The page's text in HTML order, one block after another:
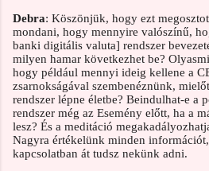
Debra: Köszönjük, hogy ezt
mondani, hogy mennyire valószínű,
banki digitális valuta] rendszer
milyen hamar következhet be?
hogy például mennyi ideig kellene a
zsarnokságával szembenéznünk,
rendszer lépne életbe? Beindulhat-e a
rendszer még az Esemény előtt, ha a
lesz? És a meditáció
Nagyra értékelünk minden
kapcsolatban át tudsz nekünk adni.